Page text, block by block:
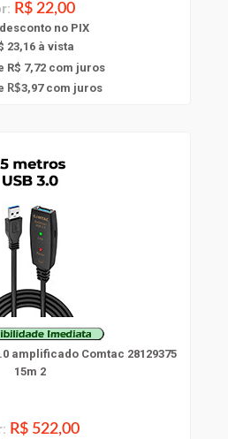
R$ 22,00
desconto no PIX
23,16 à vista
R$ 7,72 com juros
R$3,97com juros
amplificado Comtac 28129375
15m 2
R$ 522,00